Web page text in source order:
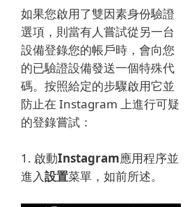
如果您啟用了雙因素身份驗證
選項，則當有人嘗試從另一台
設備登錄您的帳戶時，會向您
的已驗證設備發送一個​​特殊代
碼。 按照給定的步驟啟用它並
防止在 Instagram 上進行可疑
的登錄嘗試：
1. 啟動Instagram應用程序並
進入設置菜單，如前所述。